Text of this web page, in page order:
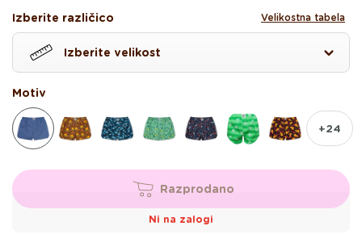
e
n
o
.
o
5
z
v
d
i
c
Izberite različico Velikostna tabela
Izberite velikost
Motiv
+24
Razprodano
Ni na zalogi